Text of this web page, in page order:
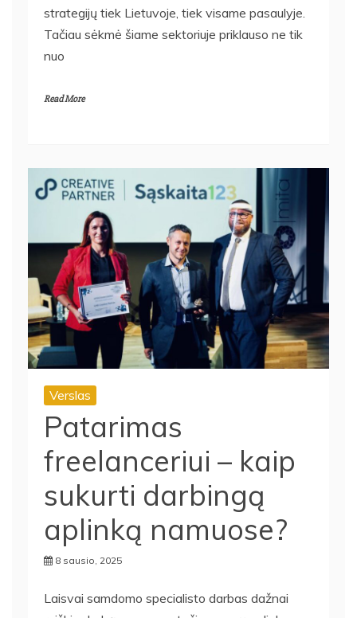
strategijų tiek Lietuvoje, tiek visame pasaulyje.
Tačiau sėkmė šiame sektoriuje priklauso ne tik
nuo
Read More
Verslas
Patarimas
freelanceriui – kaip
sukurti darbingą
aplinką namuose?
8 sausio, 2025
Laisvai samdomo specialisto darbas dažnai